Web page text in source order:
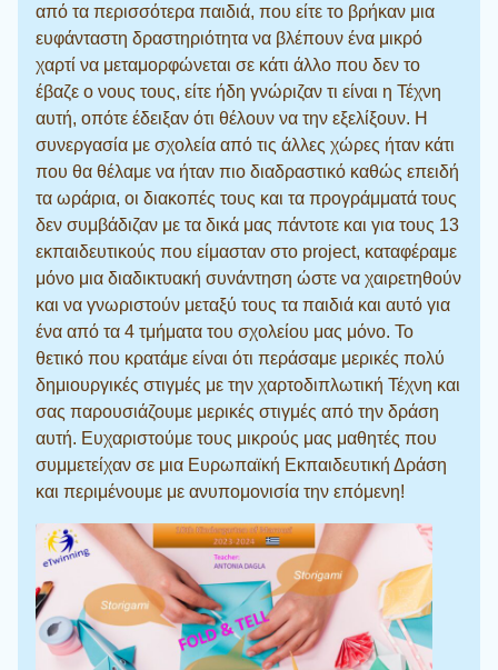
από τα περισσότερα παιδιά, που είτε το βρήκαν μια
ευφάνταστη δραστηριότητα να βλέπουν ένα μικρό
χαρτί να μεταμορφώνεται σε κάτι άλλο που δεν το
έβαζε ο νους τους, είτε ήδη γνώριζαν τι είναι η Τέχνη
αυτή, οπότε έδειξαν ότι θέλουν να την εξελίξουν. Η
συνεργασία με σχολεία από τις άλλες χώρες ήταν κάτι
που θα θέλαμε να ήταν πιο διαδραστικό καθώς επειδή
τα ωράρια, οι διακοπές τους και τα προγράμματά τους
δεν συμβάδιζαν με τα δικά μας πάντοτε και για τους 13
εκπαιδευτικούς που είμασταν στο project, καταφέραμε
μόνο μια διαδικτυακή συνάντηση ώστε να χαιρετηθούν
και να γνωριστούν μεταξύ τους τα παιδιά και αυτό για
ένα από τα 4 τμήματα του σχολείου μας μόνο. Το
θετικό που κρατάμε είναι ότι περάσαμε μερικές πολύ
δημιουργικές στιγμές με την χαρτοδιπλωτική Τέχνη και
σας παρουσιάζουμε μερικές στιγμές από την δράση
αυτή. Ευχαριστούμε τους μικρούς μας μαθητές που
συμμετείχαν σε μια Ευρωπαϊκή Εκπαιδευτική Δράση
και περιμένουμε με ανυπομονισία την επόμενη!